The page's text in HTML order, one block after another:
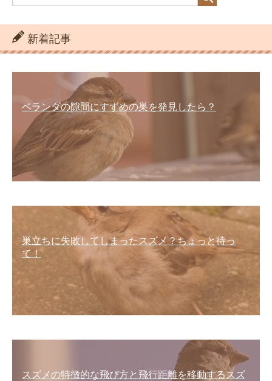
新着記事
ベランダの隙間にすずめの巣を発見したら？
巣立ちに失敗してしまったスズメ？ちょっと待っ
て！
スズメの特徴的な飛び方と飛行距離を移動するスズ